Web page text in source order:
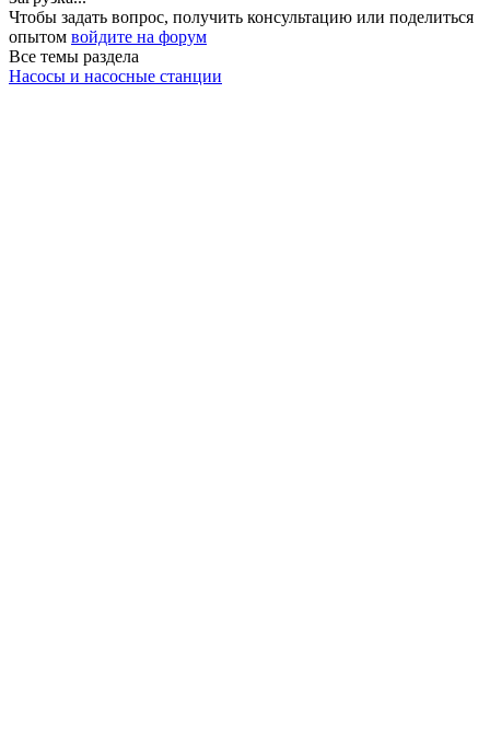
Чтобы задать вопрос, получить консультацию или поделиться
опытом войдите на форум
Все темы раздела
Насосы и насосные станции